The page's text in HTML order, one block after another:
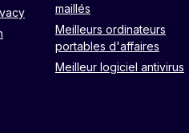
maillés
Meilleurs ordinateurs
portables d'affaires
Meilleur logiciel antivirus